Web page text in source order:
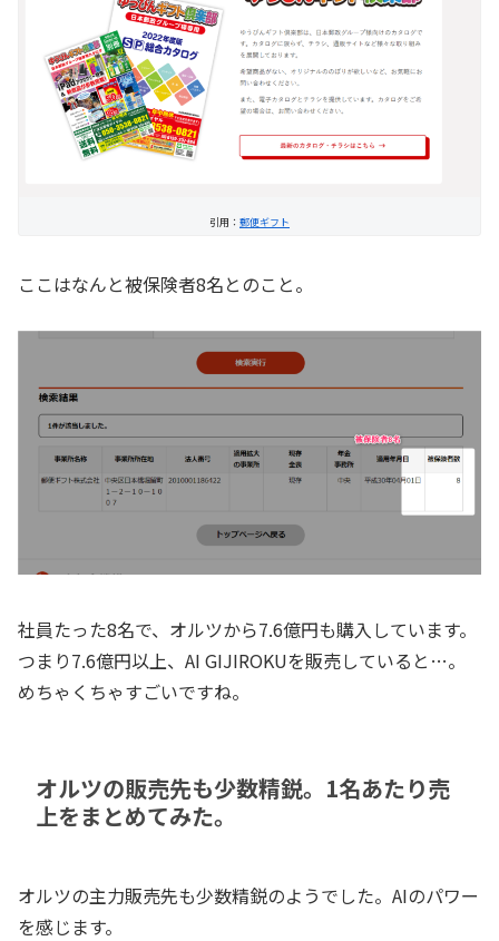
引用： 郵便ギフト
ここはなんと被保険者8名とのこと。
社員たった8名で、オルツから7.6億円も購入しています。
つまり7.6億円以上、AI GIJIROKUを販売していると…。
めちゃくちゃすごいですね。
オルツの販売先も少数精鋭。1名あたり売
上をまとめてみた。
オルツの主力販売先も少数精鋭のようでした。AIのパワー
を感じます。